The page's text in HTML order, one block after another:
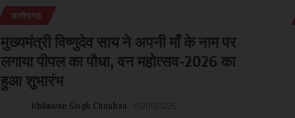
छत्तीसगढ़
मुख्यमंत्री विष्णुदेव साय ने अपनी माँ के नाम पर
लगाया पीपल का पौधा, वन महोत्सव-2026 का
हुआ शुभारंभ
Khilawan Singh Chouhan